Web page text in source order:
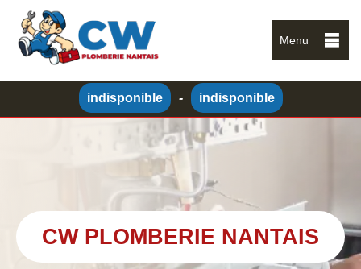
Menu
indisponible - indisponible
CW PLOMBERIE NANTAIS